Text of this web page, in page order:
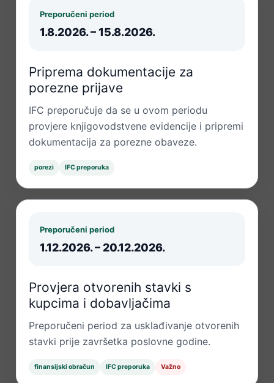
Preporučeni period
1.8.2026. – 15.8.2026.
Priprema dokumentacije za
porezne prijave
IFC preporučuje da se u ovom periodu
provjere knjigovodstvene evidencije i pripremi
dokumentacija za porezne obaveze.
porezi IFC preporuka
Preporučeni period
1.12.2026. – 20.12.2026.
Provjera otvorenih stavki s
kupcima i dobavljačima
Preporučeni period za usklađivanje otvorenih
stavki prije završetka poslovne godine.
finansijski obračun IFC preporuka Važno